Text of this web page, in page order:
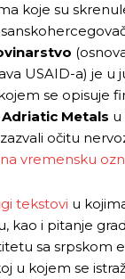
koje su
USAID-a) je u
se opisuje
Adriatic Metals u
očitu
vremensku
tekstovi u
kao i pitanje
sa srpskom
u kojem se